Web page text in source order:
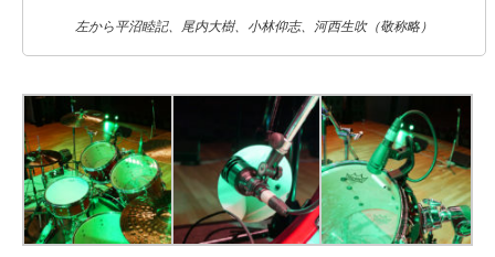
左から平沼睦記、尾内大樹、小林仰志、河西生吹（敬称略）